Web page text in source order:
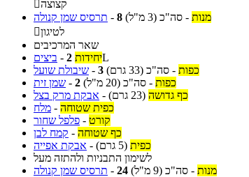
קצוצה
תרסיס שמן קנולה - 8 מנות - סה"כ (3 מ"ל)
לטיגון
שאר המרכיבים
ביצים - 2 יחידותL
שיבולת שועל - 3 כפות - סה"כ (33 גרם)
שמן זית - 2 כפות - סה"כ (20 מ"ל)
אבקת מרק בצל - כף גדושה (23 גרם)
מלח - כפית שטוחה
פלפל שחור - קורט
קמח לבן - כף שטוחה
אבקת אפייה - כפית (5 גרם)
לשימון התבניות ולהתזה מעל
תרסיס שמן קנולה - 24 מנות - סה"כ (9 מ"ל)